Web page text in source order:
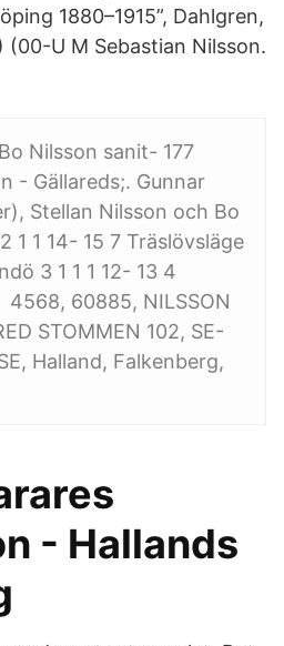
1880–1915”, Dahlgren,
U M Sebastian Nilsson.
Nilsson sanit- 177
- Gällareds;. Gunnar
Stellan Nilsson och Bo
1 1 14- 15 7 Träslövsläge
3 1 1 1 12- 13 4
60885, NILSSON
STOMMEN 102, SE-
Halland, Falkenberg,
- Hallands